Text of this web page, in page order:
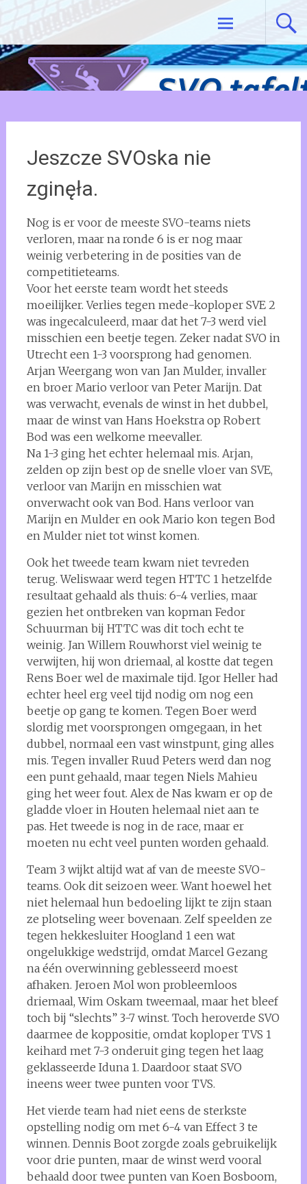
de
inhoud
Tafeltennisvereniging SVO De Meern
Jeszcze SVOska nie
zginęła.
Nog is er voor de meeste SVO-teams niets
verloren, maar na ronde 6 is er nog maar
weinig verbetering in de posities van de
competitieteams.
Voor het eerste team wordt het steeds
moeilijker. Verlies tegen mede-koploper SVE 2
was ingecalculeerd, maar dat het 7-3 werd viel
misschien een beetje tegen. Zeker nadat SVO in
Utrecht een 1-3 voorsprong had genomen.
Arjan Weergang won van Jan Mulder, invaller
en broer Mario verloor van Peter Marijn. Dat
was verwacht, evenals de winst in het dubbel,
maar de winst van Hans Hoekstra op Robert
Bod was een welkome meevaller.
Na 1-3 ging het echter helemaal mis. Arjan,
zelden op zijn best op de snelle vloer van SVE,
verloor van Marijn en misschien wat
onverwacht ook van Bod. Hans verloor van
Marijn en Mulder en ook Mario kon tegen Bod
en Mulder niet tot winst komen.
Ook het tweede team kwam niet tevreden
terug. Weliswaar werd tegen HTTC 1 hetzelfde
resultaat gehaald als thuis: 6-4 verlies, maar
gezien het ontbreken van kopman Fedor
Schuurman bij HTTC was dit toch echt te
weinig. Jan Willem Rouwhorst viel weinig te
verwijten, hij won driemaal, al kostte dat tegen
Rens Boer wel de maximale tijd. Igor Heller had
echter heel erg veel tijd nodig om nog een
beetje op gang te komen. Tegen Boer werd
slordig met voorsprongen omgegaan, in het
dubbel, normaal een vast winstpunt, ging alles
mis. Tegen invaller Ruud Peters werd dan nog
een punt gehaald, maar tegen Niels Mahieu
ging het weer fout. Alex de Nas kwam er op de
gladde vloer in Houten helemaal niet aan te
pas. Het tweede is nog in de race, maar er
moeten nu echt veel punten worden gehaald.
Team 3 wijkt altijd wat af van de meeste SVO-
teams. Ook dit seizoen weer. Want hoewel het
niet helemaal hun bedoeling lijkt te zijn staan
ze plotseling weer bovenaan. Zelf speelden ze
tegen hekkesluiter Hoogland 1 een wat
ongelukkige wedstrijd, omdat Marcel Gezang
na één overwinning geblesseerd moest
afhaken. Jeroen Mol won probleemloos
driemaal, Wim Oskam tweemaal, maar het bleef
toch bij “slechts” 3-7 winst. Toch heroverde SVO
daarmee de koppositie, omdat koploper TVS 1
keihard met 7-3 onderuit ging tegen het laag
geklasseerde Iduna 1. Daardoor staat SVO
ineens weer twee punten voor TVS.
Het vierde team had niet eens de sterkste
opstelling nodig om met 6-4 van Effect 3 te
winnen. Dennis Boot zorgde zoals gebruikelijk
voor drie punten, maar de winst werd vooral
behaald door twee punten van Koen Bosboom,